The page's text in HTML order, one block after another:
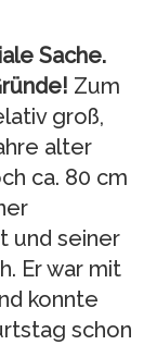
Sache.
Zum
groß,
alter
ca. 80 cm
und seiner
Er war mit
konnte
schon